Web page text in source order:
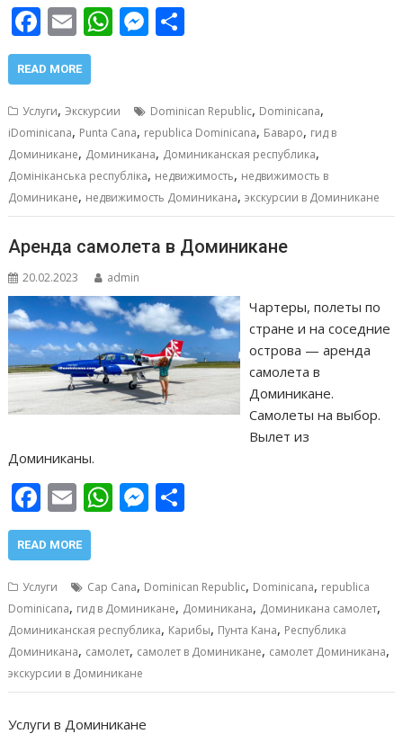
F
ac
e
b
o
o
k
E
m
ai
l
W
s
A
p
p
M
e
n
g
er
р
а
в
и
т
ь
READ MORE
Услуги,Экскурсии Dominican Republic, Dominicana,
iDominicana, Punta Cana, republica Dominicana, Баваро, гид в
Доминикане, Доминикана, Доминиканская республика,
Домініканська республіка, недвижимость, недвижимость в
Доминикане, недвижимость Доминикана,экскурсии в Доминикане
Аренда самолета в Доминикане
20.02.2023 admin
Чартеры, полеты по
стране и на соседние
острова — аренда
самолета в
Доминикане.
Самолеты на выбор.
Вылет из
Доминиканы.
F
ac
e
b
o
o
k
E
m
ai
l
W
s
A
p
p
M
e
n
g
р
а
в
и
т
READ MORE
Услуги Cap Cana, Dominican Republic, Dominicana, republica
Dominicana, гид в Доминикане, Доминикана, Доминикана самолет,
Доминиканская республика, Карибы, Пунта Кана, Республика
Доминикана, самолет, самолет в Доминикане, самолет Доминикана,
экскурсии в Доминикане
Услуги в Доминикане